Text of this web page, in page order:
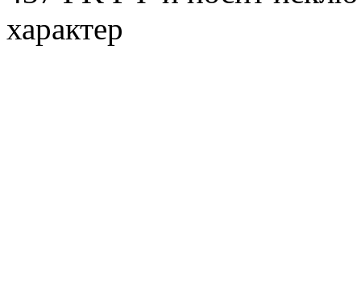
характер